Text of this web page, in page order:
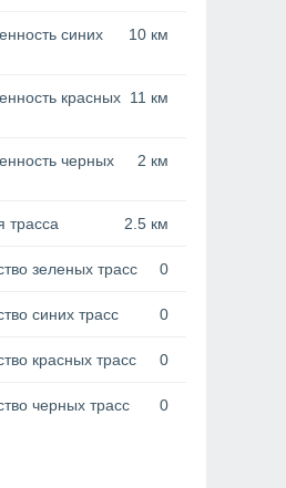
синих
10 км
красных 11 км
черных
2 км
трасса 2.5 км
зеленых трасс 0
синих трасс 0
красных трасс 0
черных трасс 0